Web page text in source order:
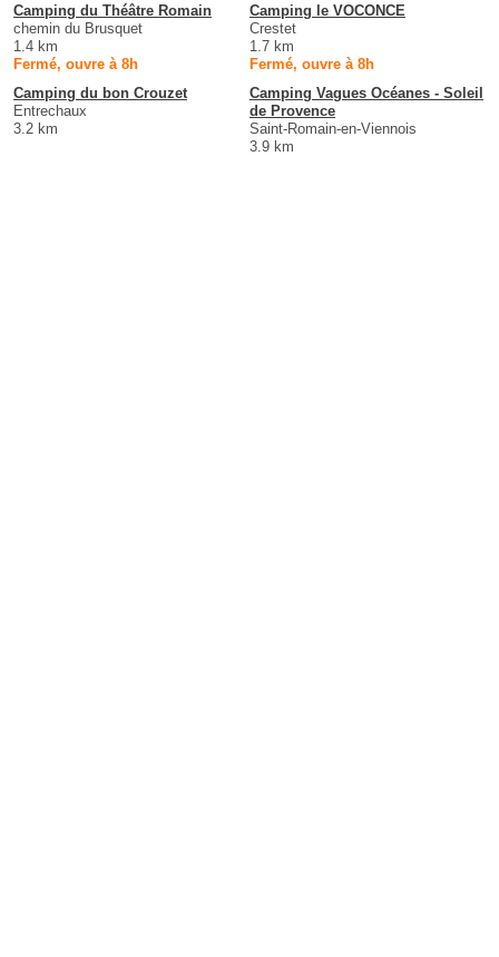
Camping du Théâtre Romain
chemin du Brusquet
1.4 km
Fermé, ouvre à 8h
Camping le VOCONCE
Crestet
1.7 km
Fermé, ouvre à 8h
Camping du bon Crouzet
Entrechaux
3.2 km
Camping Vagues Océanes - Soleil
de Provence
Saint-Romain-en-Viennois
3.9 km